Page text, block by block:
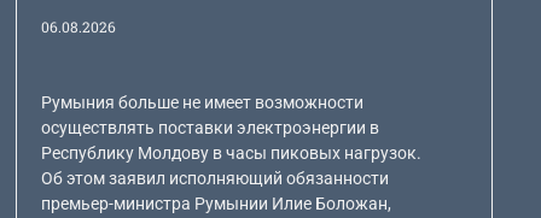
06.08.2026
Румыния больше не имеет возможности
осуществлять поставки электроэнергии в
Республику Молдову в часы пиковых нагрузок.
Об этом заявил исполняющий обязанности
премьер-министра Румынии Илие Боложан,